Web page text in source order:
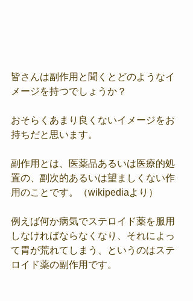
皆さんは副作用と聞くとどのようなイ
メージを持つでしょうか？
おそらくあまり良くないイメージをお
持ちだと思います。
副作用とは、医薬品あるいは医療的処
置の、副次的あるいは望ましくない作
用のことです。（wikipediaより）
例えば何か病気でステロイド薬を服用
しなければならなくなり、それによっ
て胃が荒れてしまう、というのはステ
ロイド薬の副作用です。